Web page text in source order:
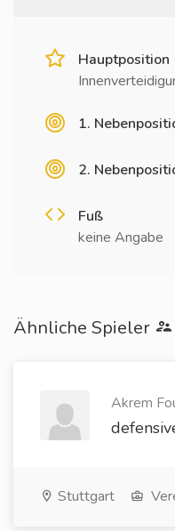
Hauptposition
1.
2.
Fuß
keine Angabe
Ähnliche Spieler
Akrem
Stuttgart